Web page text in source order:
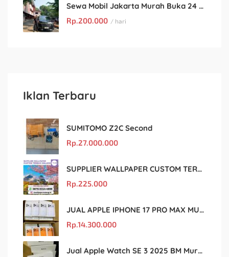
Sewa Mobil Jakarta Murah Buka 24 Jam : Kian Rental
Rp. 200.000 / hari
Iklan Terbaru
SUMITOMO Z2C Second
Rp. 27.000.000
SUPPLIER WALLPAPER CUSTOM TERBAIK MALANG
Rp. 225.000
JUAL APPLE IPHONE 17 PRO MAX MURAH DAN ORIGINAL
Rp.14.300.000
Jual Apple Watch SE 3 2025 BM Murah Dan original